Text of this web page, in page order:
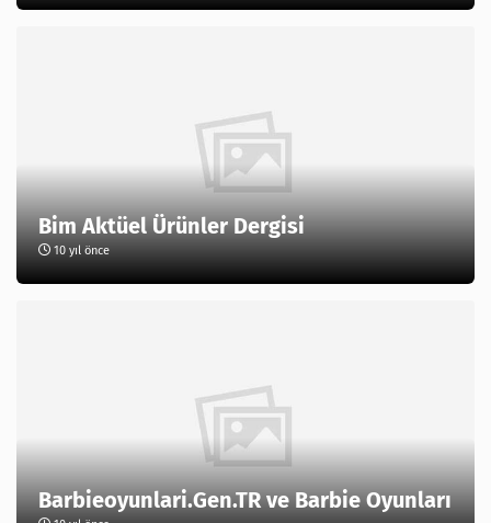
Bim Aktüel Ürünler Dergisi
10 yıl önce
Barbieoyunlari.Gen.TR ve Barbie Oyunları